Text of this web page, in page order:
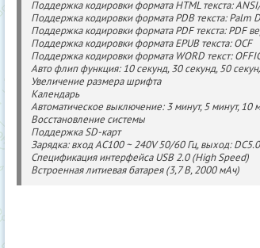
Поддержка кодировки формата HTML текста:
Поддержка кодировки формата PDB текста: Palm
Поддержка кодировки формата PDF текста: PDF
Поддержка кодировки формата EPUB текста: OCF
Поддержка кодировки формата WORD текст:
Авто флип функция: 10 секунд, 30 секунд, 50
Увеличение размера шрифта
Календарь
Автоматическое выключение: 3 минут, 5 минут, 10
Восстановление системы
Поддержка SD-карт
Зарядка: вход AC100 ~ 240V 50/60 Гц, выход:
Спецификация интерфейса USB 2.0 (High Speed)
Встроенная литиевая батарея (3,7 В, 2000 мАч)